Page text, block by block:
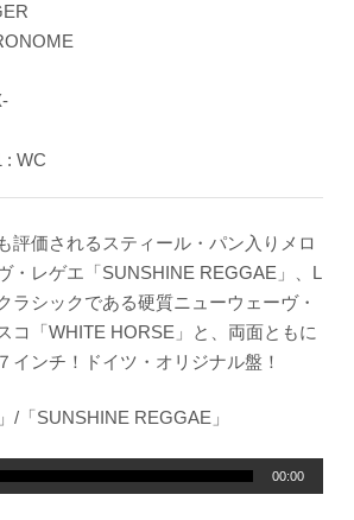
: WC
評価されるスティール・パン入りメロ
・レゲエ「SUNSHINE REGGAE」、L
ラシックである硬質ニューウェーヴ・
コ「WHITE HORSE」と、両面ともに
インチ！ドイツ・オリジナル盤！
/「SUNSHINE REGGAE」
00:00